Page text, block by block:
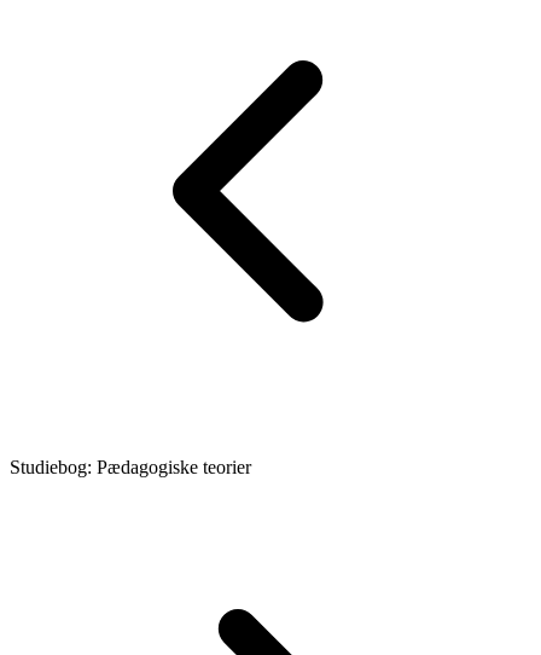
Studiebog: Pædagogiske teorier